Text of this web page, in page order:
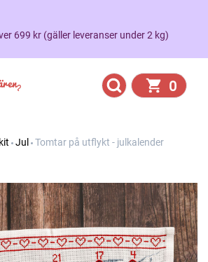
699 kr (gäller leveranser under 2 kg)
0
Jul Tomtar på utflykt - julkalender